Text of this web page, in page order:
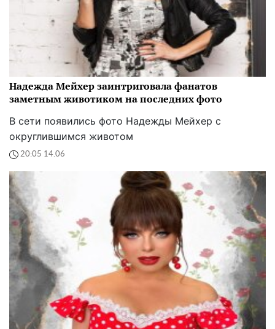
Надежда Мейхер заинтриговала фанатов
заметным животиком на последних фото
В сети появились фото Надежды Мейхер с
округлившимся животом
20:05 14.06